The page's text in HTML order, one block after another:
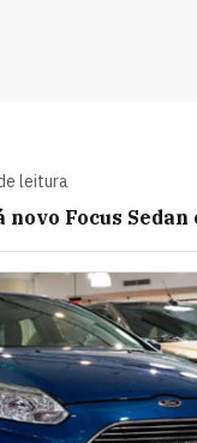
leitura
Focus Sedan